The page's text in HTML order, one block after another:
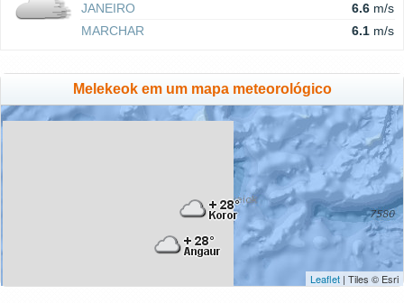
JANEIRO
6.6 m/s
MARCHAR
6.1 m/s
Melekeok em um mapa meteorológico
Leaflet | Tiles © Esri